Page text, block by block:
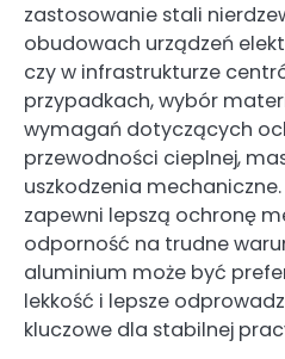
zastosowanie stali
obudowach urządzeń
czy w infrastrukturze
przypadkach, wybór
wymagań dotyczących
przewodności cieplnej,
uszkodzenia
zapewni lepszą ochronę
odporność na trudne
aluminium może być
lekkość i lepsze
kluczowe dla stabilnej